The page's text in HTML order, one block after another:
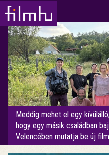
Meddig mehet el egy
hogy egy másik családban
Velencében mutatja be új